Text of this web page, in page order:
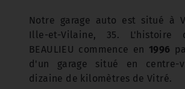
Notre garage auto est situé à
Ille-et-Vilaine, 35. L'histoire
BEAULIEU commence en 1996
d'un garage situé en centre-
dizaine de kilomètres de Vitré.